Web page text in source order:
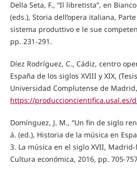
Della Seta, F., “Il libretista”, en
(eds.), Storia dell’opera italiana,
sistema produttivo e le sue
pp. 231-291.
Díez Rodríguez, C., Cádiz, centro
España de los siglos XVIII y XIX,
Universidad Complutense de
https://produccioncientifica.usal.es/
Domínguez, J. M., “Un fin de siglo
á. (ed.), Historia de la música en
3. La música en el siglo XVII,
Cultura económica, 2016, pp. 705-